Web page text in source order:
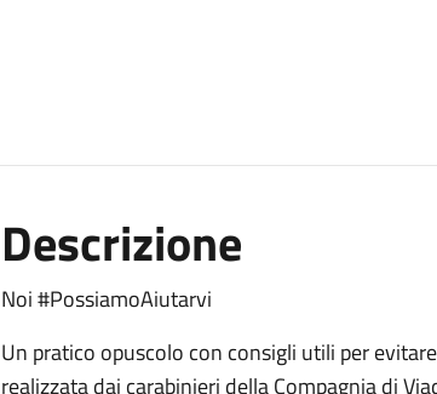
Descrizione
Noi #PossiamoAiutarvi
Un pratico opuscolo con consigli utili per
realizzata dai carabinieri della Compagnia di